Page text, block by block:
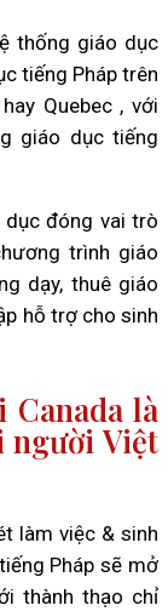
thống giáo dục
tiếng Pháp trên
Quebec , với
giáo dục tiếng
đóng vai trò
trình giáo
dạy, thuê giáo
hỗ trợ cho sinh
Canada là
người Việt
làm việc & sinh
Pháp sẽ mở
thành thạo chỉ